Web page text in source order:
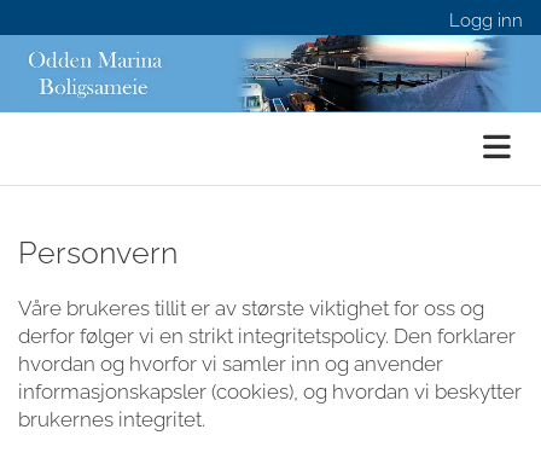
Logg inn
Personvern
Våre brukeres tillit er av største viktighet for oss og
derfor følger vi en strikt integritetspolicy. Den forklarer
hvordan og hvorfor vi samler inn og anvender
informasjonskapsler (cookies), og hvordan vi beskytter
brukernes integritet.